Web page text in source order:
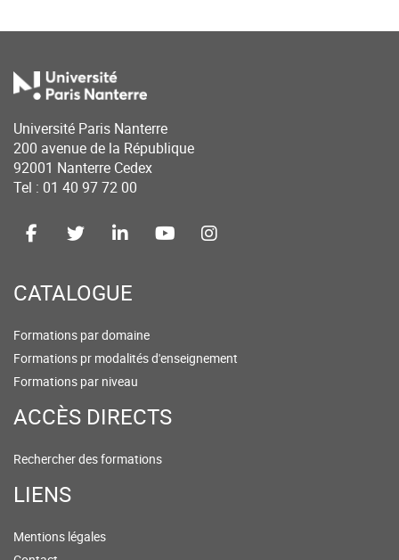
Université Paris Nanterre
200 avenue de la République
92001 Nanterre Cedex
Tel : 01 40 97 72 00
CATALOGUE
Formations par domaine
Formations pr modalités d'enseignement
Formations par niveau
ACCÈS DIRECTS
Rechercher des formations
LIENS
Mentions légales